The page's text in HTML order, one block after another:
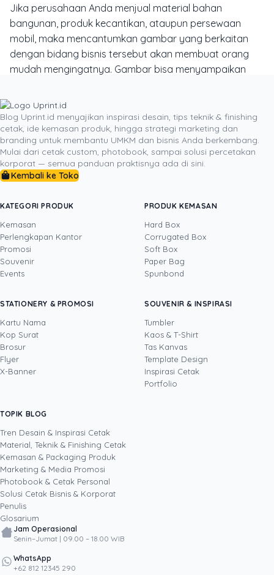
Jika perusahaan Anda menjual material bahan
bangunan, produk kecantikan, ataupun persewaan
mobil, maka mencantumkan gambar yang berkaitan
dengan bidang bisnis tersebut akan membuat orang
mudah mengingatnya. Gambar bisa menyampaikan
space lebih untuk peletakan gambar ini, misalkan di
bagian tengah (bisa dibuat sebagai background jika
gambarnya terlalu besar).Selain memperhatikan tips-
tips desain di atas, ketika memilih bahan untuk
pembuatan kartu nama, pilihlah yang memiliki ketebalan
lebih. Kartu nama yang tebal akan menambah kesan
apa yang ingin Anda buat?
DITULIS OLEH
· Cofounder
Uprint.id, pakar dengan pengalaman lebih dari
20 tahun yang menguasai tiga disiplin
sekaligus: produksi percetakan dan kemasan
(offset, digital printing, quality control), digital
marketing, serta pemrograman dan AI. Ia
memahami bisnis cetak langsung dari lantai
produksi sampai baris kode, dari menghitung
sampai kemasan produk, selalu dengan
kacamata data dan dampak bisnis nyata.
Lihat profil →
Popular
Blog Uprint.id menyajikan inspirasi desain, tips teknik & finishing
cetak, ide kemasan produk, hingga strategi marketing dan
branding untuk membantu UMKM dan bisnis Anda berkembang.
Mulai dari cetak custom, photobook, sampai solusi percetakan
korporat — semua panduan praktisnya ada di sini.
Kembali ke Toko
KATEGORI PRODUK
Kemasan
Perlengkapan Kantor
Promosi
Souvenir
Events
PRODUK KEMASAN
Hard Box
Corrugated Box
Soft Box
Paper Bag
Spunbond
STATIONERY & PROMOSI
Kartu Nama
Kop Surat
Brosur
Flyer
X-Banner
SOUVENIR & INSPIRASI
Tumbler
Kaos & T-Shirt
Tas Kanvas
Template Design
Inspirasi Cetak
Portfolio
TOPIK BLOG
Tren Desain & Inspirasi Cetak
Material, Teknik & Finishing Cetak
Kemasan & Packaging Produk
Marketing & Media Promosi
Photobook & Cetak Personal
Solusi Cetak Bisnis & Korporat
Penulis
Glosarium
Jam Operasional
Senin–Jumat | 09.00 – 18.00 WIB
WhatsApp
+62 812 12345 290